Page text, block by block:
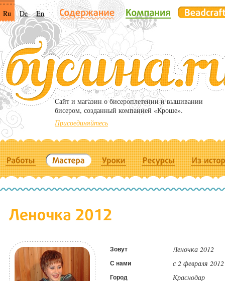
Ru De En
Cайт и магазин о бисероплетении и вышивании
бисером, созданный компанией «Кроше».
Присоединяйтесь
Зовут Леночка 2012
С нами с 2 февраля
Город Краснодар